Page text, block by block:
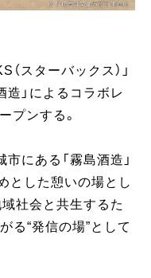
スターバックス）」
造」によるコラボレ
プンする。
にある「霧島酒造」
とした憩いの場とし
域社会と共生するた
る“発信の場”として